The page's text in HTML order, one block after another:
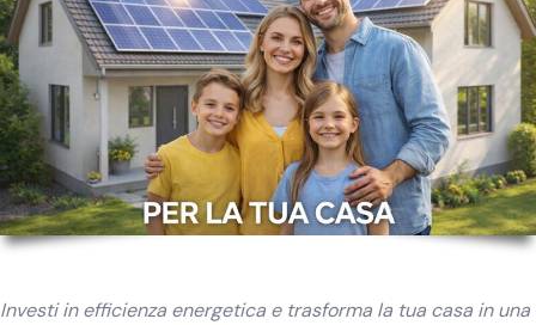
Investi in efficienza energetica e trasforma la tua casa in una